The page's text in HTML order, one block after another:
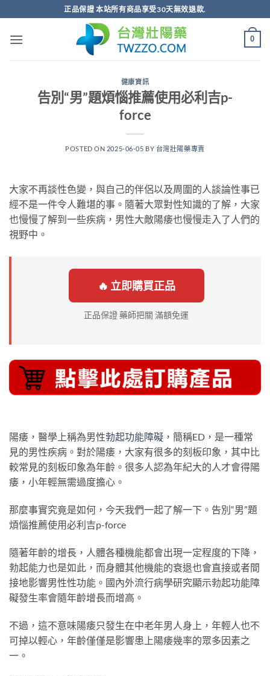
轉
正品保證 本站所有商品享受30天無效退款.
0
健康資訊
告別“男”題煩惱推薦使用必利吉p-
force
POSTED ON 2025-06-05 BY 台灣壯陽藥專賣
大家不再談性色變，與自己的伴侶以及周圍的人談論性事已
經不是一件令人難堪的事。隨著大眾對性知識的了解，大家
也慢慢了解到一些疾病，男性大敵陽痿也慢慢走入了人們的
視野中。
🔥 立即購買正品
正品保證 藥師把關 滿額免運
陽痿，醫學上稱為男性勃起功能障礙 ，簡稱ED，是一種常
見的男性疾病。對於陽痿，大家有很多的刻板印象，其中比
較常見的刻板印象為年齡。很多人認為年紀大的人才會得陽
痿，小年輕無需過度擔心。
那麼事實究竟是如何，今天我們一起了解一下。告別“男”題
煩惱推薦使用必利吉p-force
隨著年齡的增長，人體各種機能都會出現一定程度的下降，
勃起能力也是如此，而身體其他機能的衰退也會直接或者間
接地影響男性性功能。國內外流行病學研究顯示勃起功能障
礙發生率會隨年齡增長而增高。
不過，這不意味陽痿只發生在中老年男人身上，年輕人也不
可掉以輕心，年齡僅僅是影響患上陽痿幾率的眾多因素之
一。